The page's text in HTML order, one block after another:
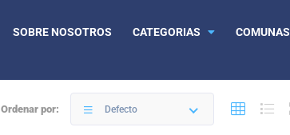
SOBRE NOSOTROS CATEGORIAS COMUNAS
Ordenar por: Defecto